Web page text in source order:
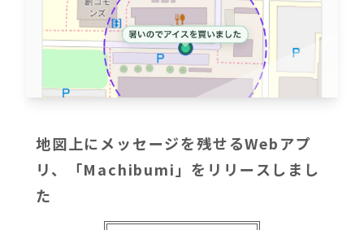
地図上にメッセージを残せるWebアプ
リ、「Machibumi」をリリースしまし
た